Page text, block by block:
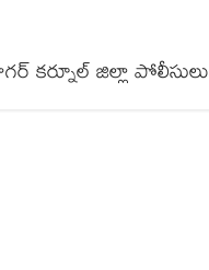
కర్నూల్ జిల్లా పోలీసులు